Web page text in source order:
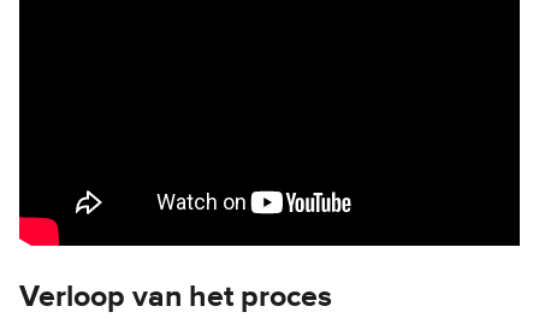
Verloop van het proces